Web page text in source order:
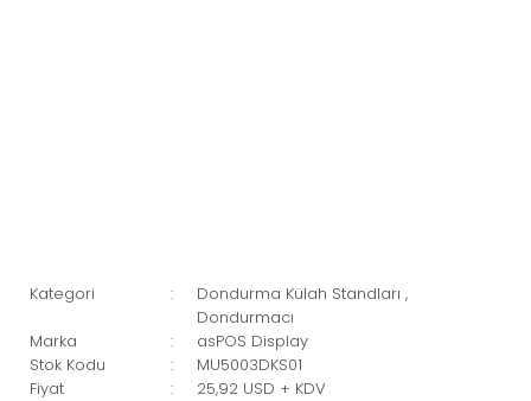
Kategori Dondurma Külah Standları ,
Dondurmacı
Marka
asPOS Display
Stok Kodu
MU5003DKS01
Fiyat
25,92 USD + KDV